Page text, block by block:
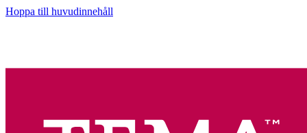
Hoppa till huvudinnehåll